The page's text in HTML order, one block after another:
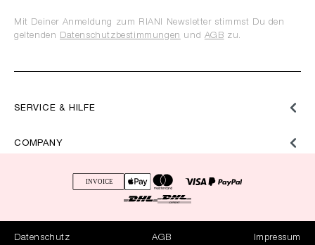
SERVICE & HILFE
COMPANY
Mit Deiner Anmeldung zum RIANI Newsletter stimmst Du den
geltenden Datenschutzbestimmungen und AGB zu.
Datenschutz AGB
Impressum